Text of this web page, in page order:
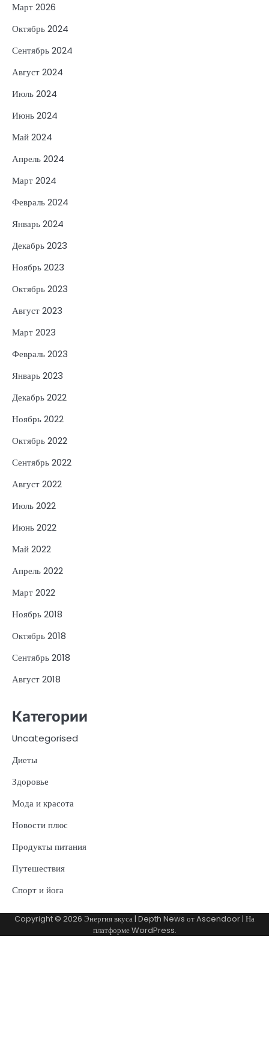
Март 2026
Октябрь 2024
Сентябрь 2024
Август 2024
Июль 2024
Июнь 2024
Май 2024
Апрель 2024
Март 2024
Февраль 2024
Январь 2024
Декабрь 2023
Ноябрь 2023
Октябрь 2023
Август 2023
Март 2023
Февраль 2023
Январь 2023
Декабрь 2022
Ноябрь 2022
Октябрь 2022
Сентябрь 2022
Август 2022
Июль 2022
Июнь 2022
Май 2022
Апрель 2022
Март 2022
Ноябрь 2018
Октябрь 2018
Сентябрь 2018
Август 2018
Категории
Uncategorised
Диеты
Здоровье
Мода и красота
Новости плюс
Продукты питания
Путешествия
Спорт и йога
Copyright © 2026 Энергия вкуса| Depth News отAscendoor| На
платформеWordPress.